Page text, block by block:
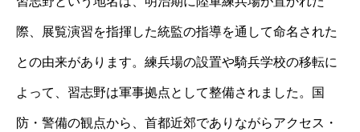
際、展覧演習を指揮した統監の指導を通して命名された
との由来があります。練兵場の設置や騎兵学校の移転に
よって、習志野は軍事拠点として整備されました。国
防・警備の観点から、首都近郊でありながらアクセス・